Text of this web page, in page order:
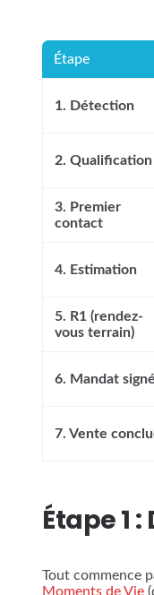
Étape
1. Détection
2. Qualification
3. Premier
contact
4. Estimation
5. R1 (rendez-
vous terrain)
6. Mandat signé
7. Vente
Étape 1
Tout commence
Moments de Vie